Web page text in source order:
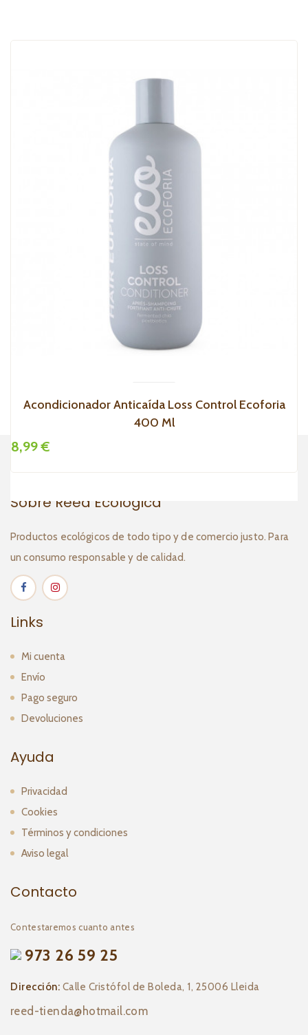
Acondicionador Anticaída Loss Control Ecoforia
400 Ml
8,99 €
Sobre Reed Ecológica
Productos ecológicos de todo tipo y de comercio justo. Para
un consumo responsable y de calidad.
Links
Mi cuenta
Envío
Pago seguro
Devoluciones
Ayuda
Privacidad
Cookies
Términos y condiciones
Aviso legal
Contacto
Contestaremos cuanto antes
973 26 59 25
Dirección: Calle Cristófol de Boleda, 1, 25006 Lleida
reed-tienda@hotmail.com